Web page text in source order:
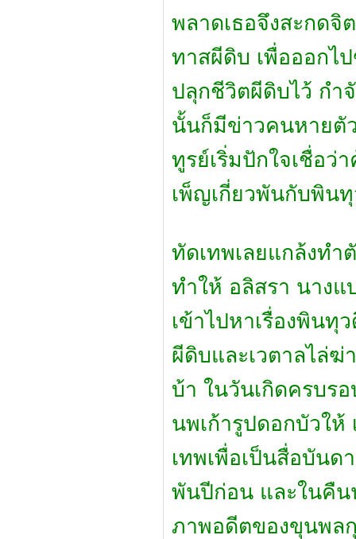
พลาดเธอจึงสะกด
ทาสผีดิบ เพื่อออกไ
ปลุกชีวิตผีดิบไว้ กำ
นั้นก็มีข่าวคนหายตั
ทูรย์เริ่มปักใจเชื่อ
เพ็ญเกี่ยวพันกับพิน
ทัดเทพเลยแกล้งท
ทำให้ อลิสรา นางแ
เข้าไปหาเรื่องพินทุ
ผีดิบและเวตาลไล่
บ้า ในวันเกิดครบร
นพเก้ารูปดอกบัวใ
เทพเพื่อเป็นสื่อบันด
พันปีก่อน และในคืน
ภาพอดีตของขุนพล